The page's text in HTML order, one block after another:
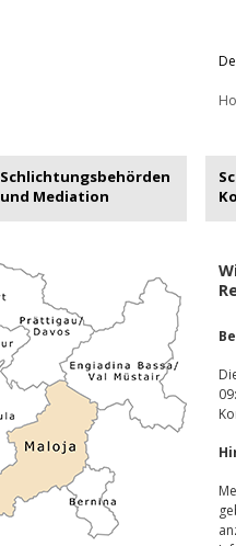
Schlichtungsbehörden
und Mediation